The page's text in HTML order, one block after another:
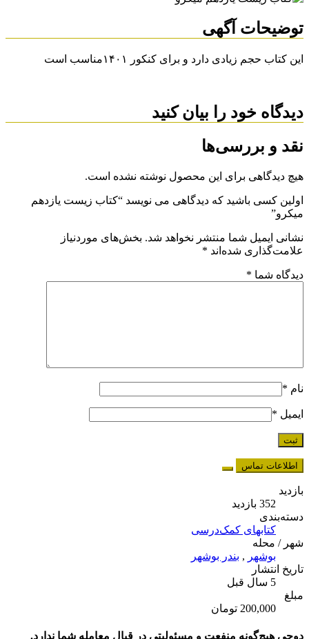
توضیحات آگهی
این کتاب حجم زیادی دارد و برای کنکور ۱۴۰۱مناسب است
دیدگاه خود را بیان کنید
نقد و بررسی‌ها
هیچ دیدگاهی برای این محصول نوشته نشده است.
اولین کسی باشید که دیدگاهی می نویسد “کتاب زیست یازدهم
میکرو”
نشانی ایمیل شما منتشر نخواهد شد.بخش‌های موردنیاز
علامت‌گذاری شده‌اند *
دیدگاه شما *
نام *
ایمیل *
اطلاعات تماس
بازدید
352 بازدید
دسته‌بندی
کتابهای کمک‌درسی
شهر / محله
بوشهر , بندر بوشهر
تاریخ انتشار
5 سال قبل
مبلغ
200,000 تومان
دوچی هیچ‌گونه منفعت و مسئولیتی در قبال معامله شما ندارد.